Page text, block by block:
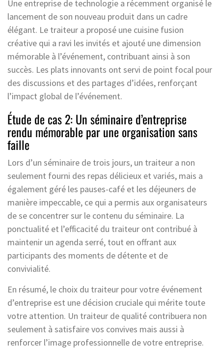
Une entreprise de technologie a récemment organisé le
lancement de son nouveau produit dans un cadre
élégant. Le traiteur a proposé une cuisine fusion
créative qui a ravi les invités et ajouté une dimension
mémorable à l’événement, contribuant ainsi à son
succès. Les plats innovants ont servi de point focal pour
des discussions et des partages d’idées, renforçant
l’impact global de l’événement.
Étude de cas 2: Un séminaire d’entreprise
rendu mémorable par une organisation sans
faille
Lors d’un séminaire de trois jours, un traiteur a non
seulement fourni des repas délicieux et variés, mais a
également géré les pauses-café et les déjeuners de
manière impeccable, ce qui a permis aux organisateurs
de se concentrer sur le contenu du séminaire. La
ponctualité et l’efficacité du traiteur ont contribué à
maintenir un agenda serré, tout en offrant aux
participants des moments de détente et de
convivialité.
En résumé, le choix du traiteur pour votre événement
d’entreprise est une décision cruciale qui mérite toute
votre attention. Un traiteur de qualité contribuera non
seulement à satisfaire vos convives mais aussi à
renforcer l’image professionnelle de votre entreprise.